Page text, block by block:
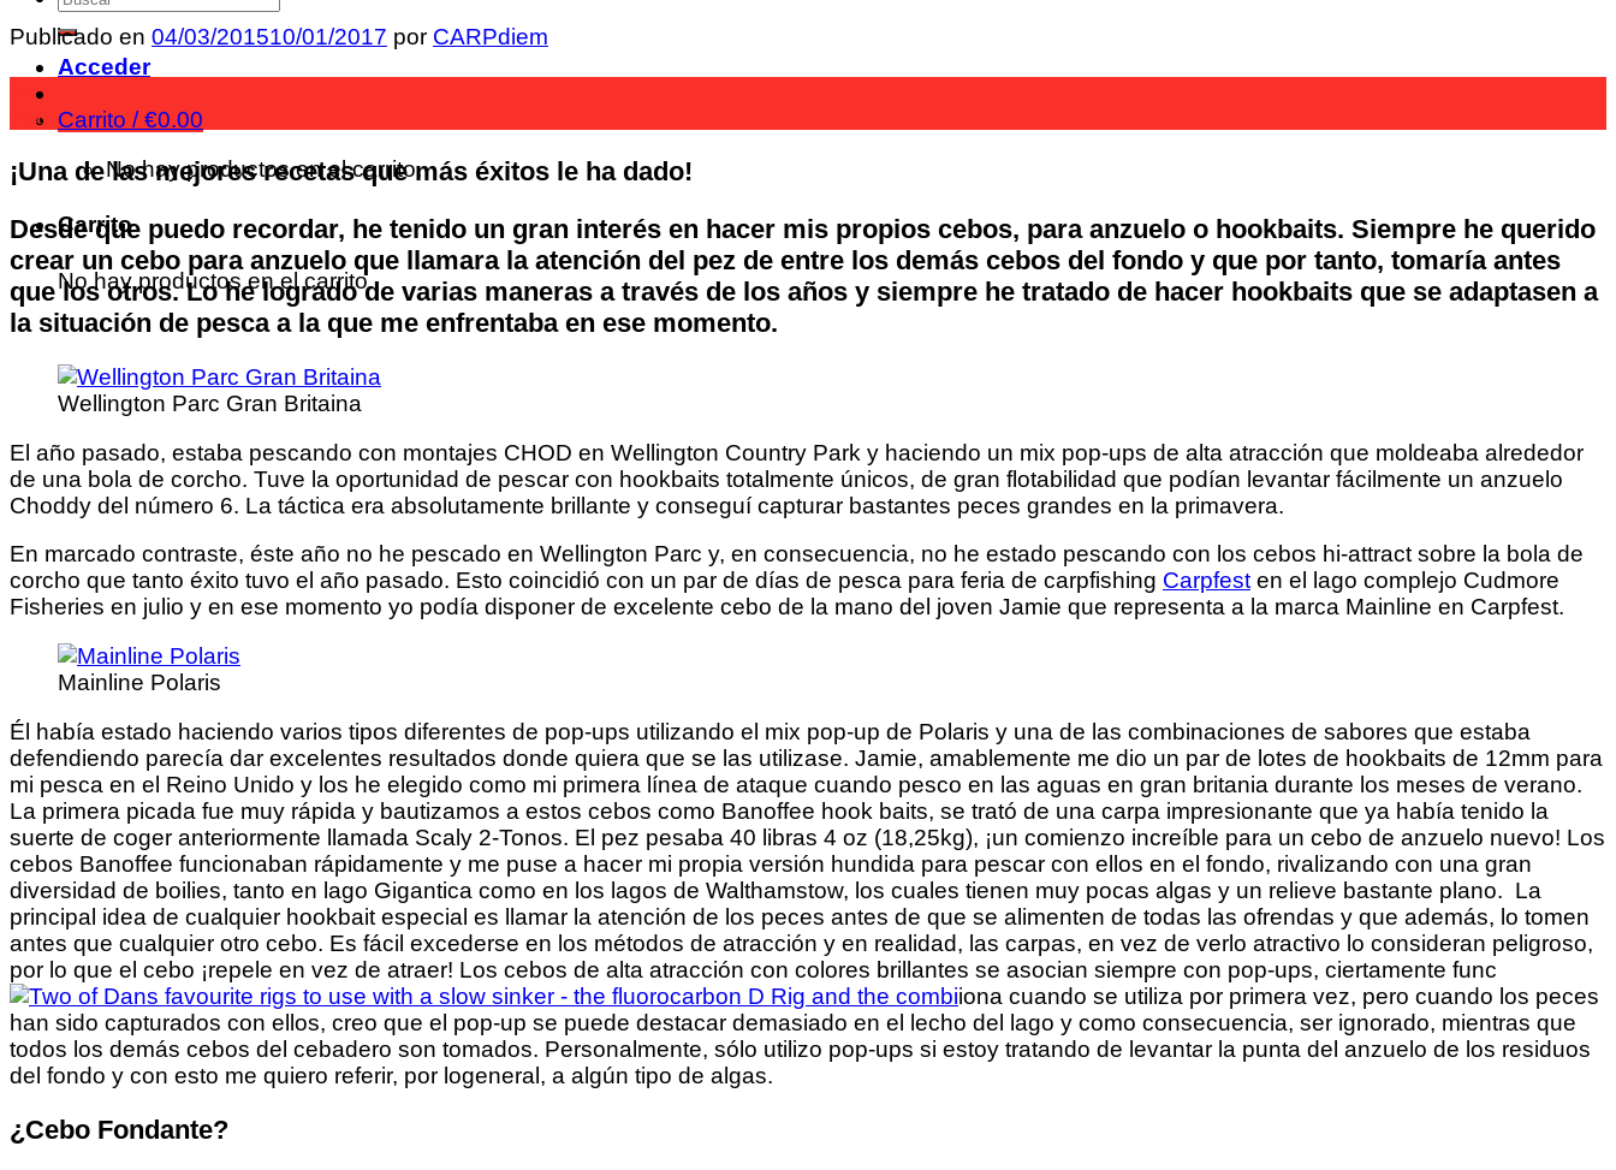
Acceder
Carrito /€0.00
No hay productos en el carrito.
Carrito
No hay productos en el carrito.
Publicado en 04/03/201510/01/2017 por CARPdiem
Mar
¡Una de las mejores recetas que más éxitos le ha dado!
Desde que puedo recordar, he tenido un gran interés en hacer mis propios cebos, para anzuelo o hookbaits. Siempre he querido
crear un cebo para anzuelo que llamara la atención del pez de entre los demás cebos del fondo y que por tanto, tomaría antes
que los otros. Lo he logrado de varias maneras a través de los años y siempre he tratado de hacer hookbaits que se adaptasen a
la situación de pesca a la que me enfrentaba en ese momento.
Wellington Parc Gran Britaina
El año pasado, estaba pescando con montajes CHOD en Wellington Country Park y haciendo un mix pop-ups de alta atracción que moldeaba alrededor
de una bola de corcho. Tuve la oportunidad de pescar con hookbaits totalmente únicos, de gran flotabilidad que podían levantar fácilmente un anzuelo
Choddy del número 6. La táctica era absolutamente brillante y conseguí capturar bastantes peces grandes en la primavera.
En marcado contraste, éste año no he pescado en Wellington Parc y, en consecuencia, no he estado pescando con los cebos hi-attract sobre la bola de
corcho que tanto éxito tuvo el año pasado. Esto coincidió con un par de días de pesca para feria de carpfishing Carpfesten el lago complejo Cudmore
Fisheries en julio y en ese momento yo podía disponer de excelente cebo de la mano del joven Jamie que representa a la marca Mainline en Carpfest.
Mainline Polaris
Él había estado haciendo varios tipos diferentes de pop-ups utilizando el mix pop-up de Polaris y una de las combinaciones de sabores que estaba
defendiendo parecía dar excelentes resultados donde quiera que se las utilizase. Jamie, amablemente me dio un par de lotes de hookbaits de 12mm para
mi pesca en el Reino Unido y los he elegido como mi primera línea de ataque cuando pesco en las aguas en gran britania durante los meses de verano.
La primera picada fue muy rápida y bautizamos a estos cebos como Banoffee hook baits, se trató de una carpa impresionante que ya había tenido la
suerte de coger anteriormente llamada Scaly 2-Tonos. El pez pesaba 40 libras 4 oz (18,25kg), ¡un comienzo increíble para un cebo de anzuelo nuevo! Los
cebos Banoffee funcionaban rápidamente y me puse a hacer mi propia versión hundida para pescar con ellos en el fondo, rivalizando con una gran
diversidad de boilies, tanto en lago Gigantica como en los lagos de Walthamstow, los cuales tienen muy pocas algas y un relieve bastante plano. La
principal idea de cualquier hookbait especial es llamar la atención de los peces antes de que se alimenten de todas las ofrendas y que además, lo tomen
antes que cualquier otro cebo. Es fácil excederse en los métodos de atracción y en realidad, las carpas, en vez de verlo atractivo lo consideran peligroso,
por lo que el cebo ¡repele en vez de atraer! Los cebos de alta atracción con colores brillantes se asocian siempre con pop-ups, ciertamente func
iona cuando se utiliza por primera vez, pero cuando los peces
han sido capturados con ellos, creo que el pop-up se puede destacar demasiado en el lecho del lago y como consecuencia, ser ignorado, mientras que
todos los demás cebos del cebadero son tomados. Personalmente, sólo utilizo pop-ups si estoy tratando de levantar la punta del anzuelo de los residuos
del fondo y con esto me quiero referir, por logeneral, a algún tipo de algas.
¿Cebo Fondante?